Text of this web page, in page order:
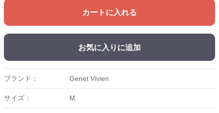
カートに入れる
お気に入りに追加
ブランド： Genet Vivien
サイズ： M